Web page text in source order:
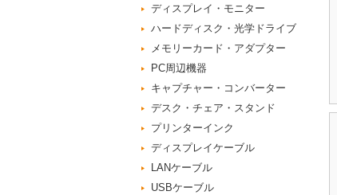
ディスプレイ・モニター
ハードディスク・光学ドライブ
メモリーカード・アダプター
PC周辺機器
キャプチャー・コンバーター
デスク・チェア・スタンド
プリンターインク
ディスプレイケーブル
LANケーブル
USBケーブル